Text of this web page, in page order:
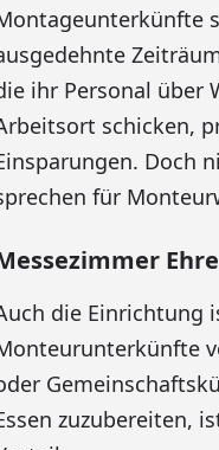
ihr Personal über
schicken,
Doch
für
die Einrichtung
zuzubereiten,